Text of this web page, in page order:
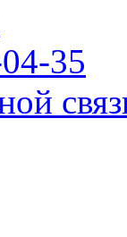
35